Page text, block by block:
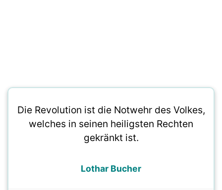
Die Revolution ist die Notwehr des Volkes,
welches in seinen heiligsten Rechten
gekränkt ist.
Lothar Bucher